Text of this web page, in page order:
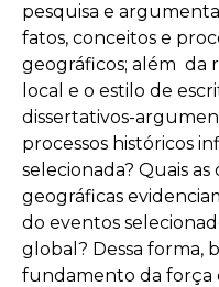
pesquisa e
fatos, conceitos e
geográficos; além da
local e o estilo de
dissertativos-
processos históricos
selecionada? Quais
geográficas
do eventos
global? Dessa forma,
fundamento da força